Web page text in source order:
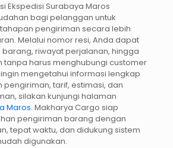
Ekspedisi Surabaya Maros
bagi pelanggan untuk
pengiriman secara lebih
Melalui nomor resi, Anda dapat
riwayat perjalanan, hingga
tanpa harus menghubungi customer
mengetahui informasi lengkap
tarif, estimasi, dan
silakan kunjungi halaman
Maros. Makharya Cargo siap
pengiriman barang dengan
tepat waktu, dan didukung sistem
digunakan.